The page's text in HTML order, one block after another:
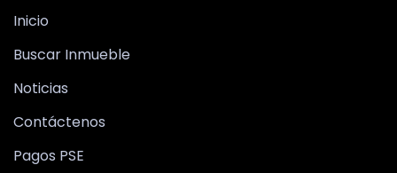
Inicio
Buscar Inmueble
Noticias
Contáctenos
Pagos PSE